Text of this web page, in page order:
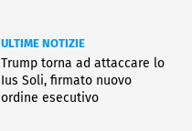
ULTIME NOTIZIE
Trump torna ad attaccare lo
Ius Soli, firmato nuovo
ordine esecutivo